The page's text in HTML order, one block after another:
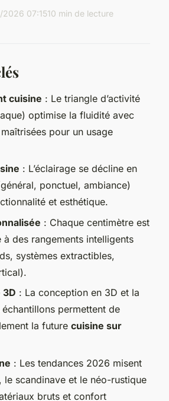
07:1510 min de lecture
cuisine : Le triangle d’activité
optimise la fluidité avec
pour un usage
: L’éclairage se décline en
ponctuel, ambiance)
et esthétique.
: Chaque centimètre est
des rangements intelligents
systèmes extractibles,
3D : La conception en 3D et la
permettent de
la future cuisine sur
: Les tendances 2026 misent
le scandinave et le néo-rustique
bruts et confort